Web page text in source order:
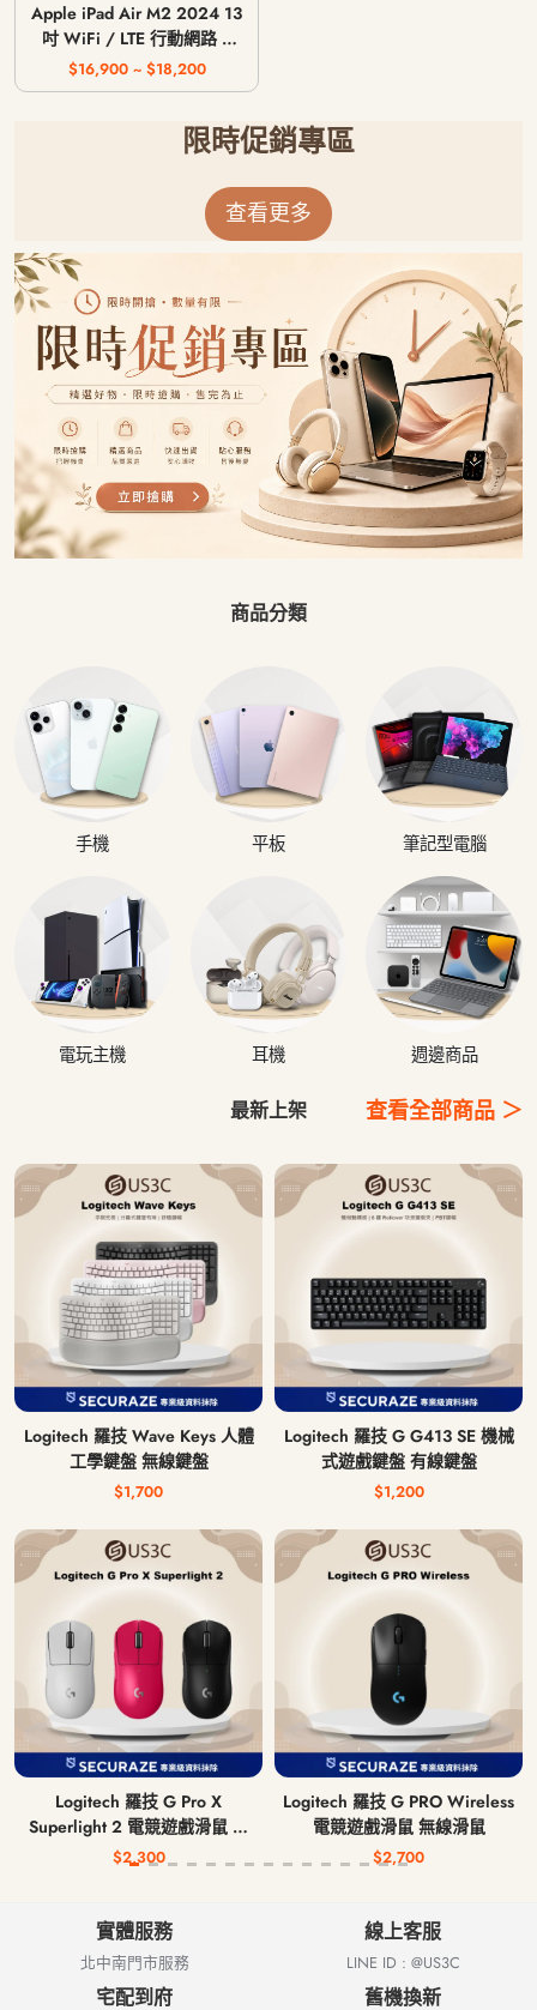
Apple iPad Air M2 2024 13
吋 WiFi / LTE 行動網路 /
128G 256G 512G 1T
$16,900 ~ $18,200
限時促銷專區
查看更多
商品分類
手機 平板 筆記型電腦
電玩主機 耳機 週邊商品
最新上架 查看全部商品 ＞
Logitech 羅技 Wave Keys 人體
工學鍵盤 無線鍵盤
$1,700
Logitech 羅技 G G413 SE 機械
式遊戲鍵盤 有線鍵盤
$1,200
Logitech 羅技 G Pro X
Superlight 2 電競遊戲滑鼠 無
線滑鼠
$2,300
Logitech 羅技 G PRO Wireless
電競遊戲滑鼠 無線滑鼠
$2,700
實體服務
北中南門市服務
線上客服
LINE ID : @US3C
宅配到府 舊機換新